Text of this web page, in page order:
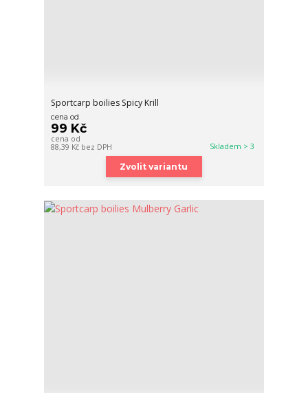
Sportcarp boilies Spicy Krill
cena od
99 Kč
cena od
88,39 Kč bez DPH Skladem > 3
Zvolit variantu